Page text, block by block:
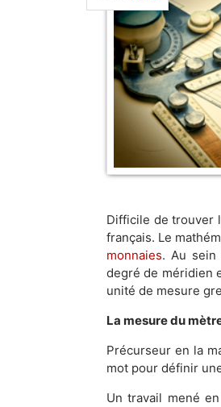
Difficile de trouver
français. Le
monnaies. Au sein
degré de méridien
unité de mesure
La mesure du
Précurseur en la
mot pour définir
Un travail mené